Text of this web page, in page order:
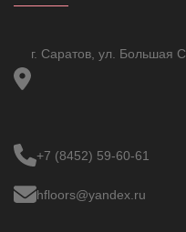
г. Саратов, ул. Большая
+7 (8452) 59-60-61
hfloors@yandex.ru